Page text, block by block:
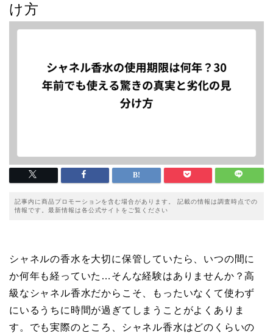
け方
記事内に商品プロモーションを含む場合があります。 記載の情報は調査時点での
情報です。最新情報は各公式サイトをご覧ください
シャネルの香水を大切に保管していたら、いつの間に
か何年も経っていた…そんな経験はありませんか？高
級なシャネル香水だからこそ、もったいなくて使わず
にいるうちに時間が過ぎてしまうことがよくありま
す。でも実際のところ、シャネル香水はどのくらいの